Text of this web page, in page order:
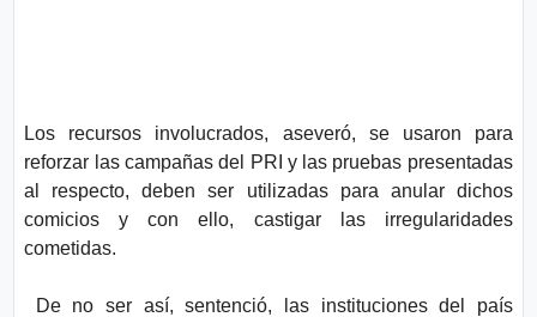
Los recursos involucrados, aseveró, se usaron para
reforzar las campañas del PRI y las pruebas presentadas
al respecto, deben ser utilizadas para anular dichos
comicios y con ello, castigar las irregularidades
cometidas.
De no ser así, sentenció, las instituciones del país